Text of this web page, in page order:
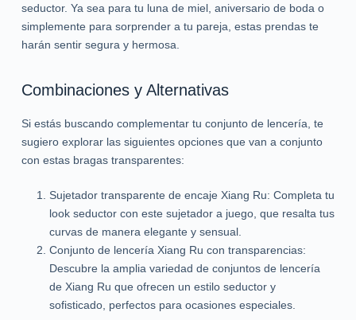
seductor. Ya sea para tu luna de miel, aniversario de boda o
simplemente para sorprender a tu pareja, estas prendas te
harán sentir segura y hermosa.
Combinaciones y Alternativas
Si estás buscando complementar tu conjunto de lencería, te
sugiero explorar las siguientes opciones que van a conjunto
con estas bragas transparentes:
Sujetador transparente de encaje Xiang Ru: Completa tu
look seductor con este sujetador a juego, que resalta tus
curvas de manera elegante y sensual.
Conjunto de lencería Xiang Ru con transparencias:
Descubre la amplia variedad de conjuntos de lencería
de Xiang Ru que ofrecen un estilo seductor y
sofisticado, perfectos para ocasiones especiales.